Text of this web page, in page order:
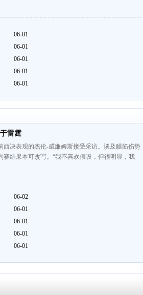
06-01
06-01
06-01
06-01
06-01
雷霆
决表现的杰伦-威廉姆斯接受采访。谈及腿筋伤势
结果本可改写。“我不喜欢假设，但很明显，我
06-02
06-01
06-01
06-01
06-01